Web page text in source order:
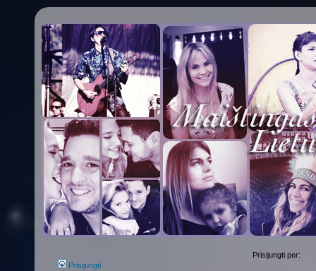
Prisijungti
Prisijungti per: